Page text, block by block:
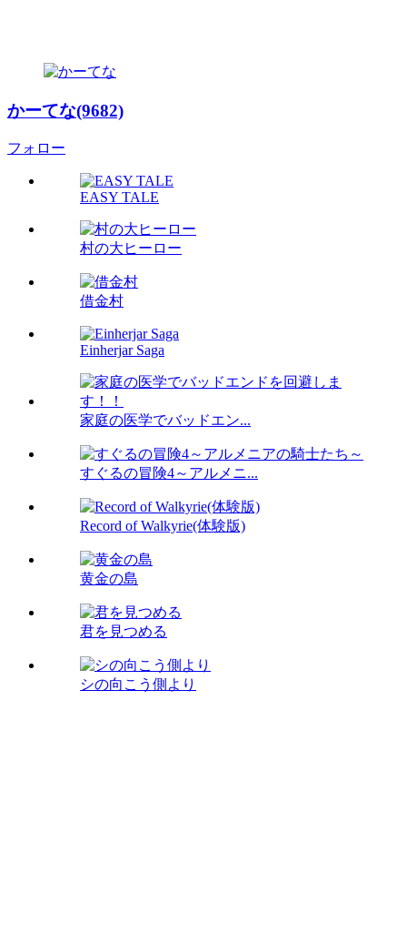
かーてな(9682)
フォロー
EASY TALE
村の大ヒーロー
借金村
Einherjar Saga
家庭の医学でバッドエン...
すぐるの冒険4～アルメニ...
Record of Walkyrie(体験版)
黄金の島
君を見つめる
シの向こう側より